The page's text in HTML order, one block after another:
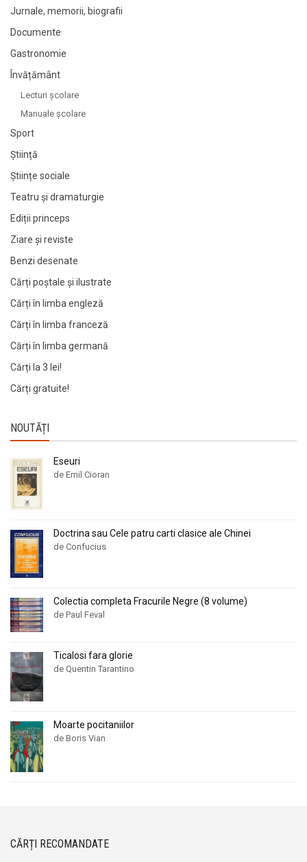
Jurnale, memorii, biografii
Documente
Gastronomie
Învățământ
Lecturi şcolare
Manuale şcolare
Sport
Știință
Științe sociale
Teatru și dramaturgie
Ediții princeps
Ziare şi reviste
Benzi desenate
Cărți poștale și ilustrate
Cărți în limba engleză
Cărți în limba franceză
Cărți în limba germană
Cărți la 3 lei!
Cărți gratuite!
NOUTĂȚI
Eseuri
de Emil Cioran
Doctrina sau Cele patru carti clasice ale Chinei
de Confucius
Colectia completa Fracurile Negre (8 volume)
de Paul Feval
Ticalosi fara glorie
de Quentin Tarantino
Moarte pocitaniilor
de Boris Vian
CĂRȚI RECOMANDATE